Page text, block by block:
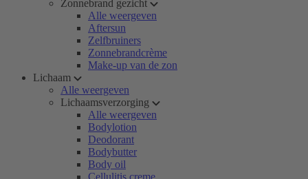
Zonnebrand gezicht
Alle weergeven
Aftersun
Zelfbruiners
Zonnebrandcrème
Make-up van de zon
Lichaam
Alle weergeven
Lichaamsverzorging
Alle weergeven
Bodylotion
Deodorant
Bodybutter
Body oil
Cellulitis creme